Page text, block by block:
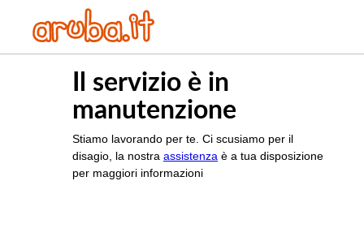
Il servizio è in
manutenzione
Stiamo lavorando per te. Ci scusiamo per il
disagio, la nostra assistenza è a tua disposizione
per maggiori informazioni